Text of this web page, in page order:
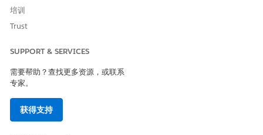
请与我们共享您的想法，以便我们进行改进！
是
培训
Trust
SUPPORT & SERVICES
需要帮助？查找更多资源，或联系
专家。
获得支持